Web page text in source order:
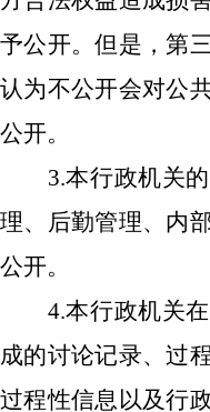
予公开。但是，第
认为不公开会对公
公开。
3.本行政机关
理、后勤管理、内
公开。
4.本行政机关
成的讨论记录、过
过程性信息以及行